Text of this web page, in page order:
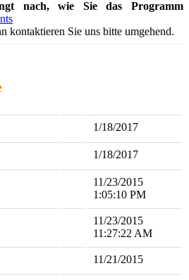
nach, wie Sie das Programm
kontaktieren Sie uns bitte umgehend.
1/18/2017
1/18/2017
11/23/2015
1:05:10 PM
11/23/2015
11:27:22 AM
11/21/2015